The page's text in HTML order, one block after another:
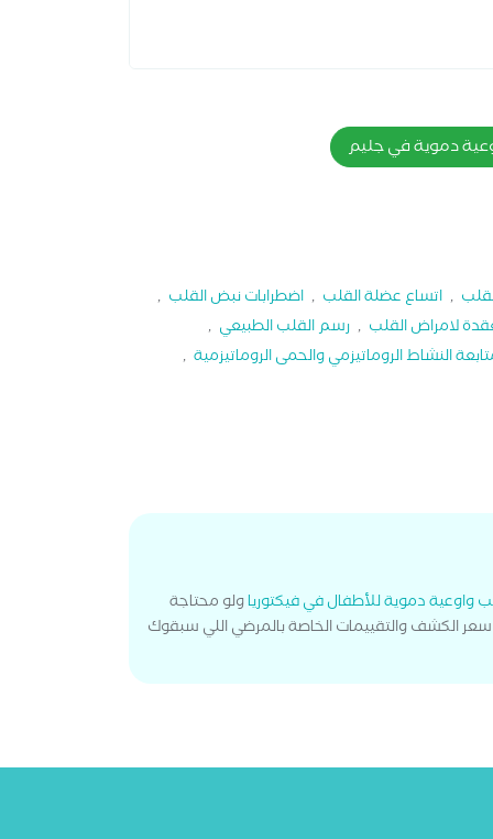
دموية في جليم
, اتساع عضلة القلب , اضطرابات نبض القلب ,
لامراض القلب , رسم القلب الطبيعي ,
النشاط الروماتيزمي والحمى الروماتيزمية ,
واوعية دموية للأطفال في فيكتورياولو محتاجة
الكشف والتقييمات الخاصة بالمرضي اللي سبقوك